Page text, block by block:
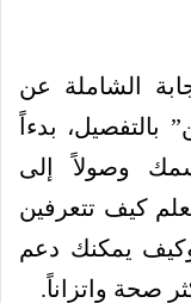
الشاملة عن
بدءاً
وصولاً إلى
كيف تتعرفين
يمكنك دعم
صحة واتزاناً.